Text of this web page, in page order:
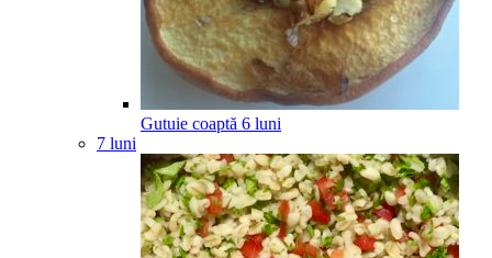
Gutuie coaptă 6 luni
7 luni